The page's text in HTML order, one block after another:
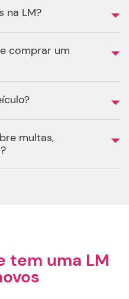
na LM?
comprar um
multas,
tem uma LM